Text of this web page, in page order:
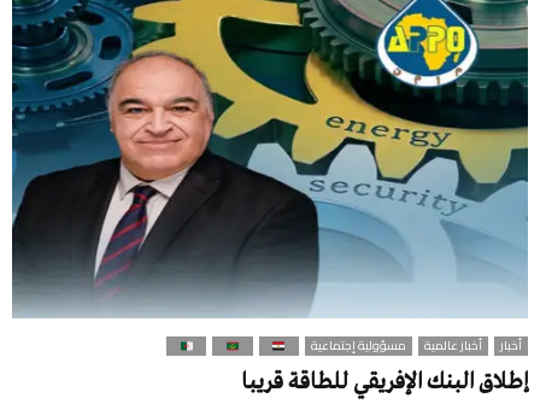
أخبار أخبار عالمية مسؤولية إجتماعية
إطلاق البنك الإفريقي للطاقة قريبا